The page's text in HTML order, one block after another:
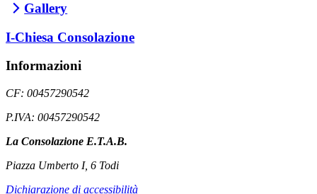
Gallery
I-Chiesa Consolazione
Informazioni
CF: 00457290542
P.IVA: 00457290542
La Consolazione E.T.A.B.
Piazza Umberto I, 6 Todi
Dichiarazione di accessibilità